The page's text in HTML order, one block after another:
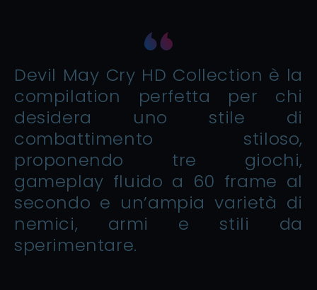
Devil May Cry HD Collection è la
compilation perfetta per chi
desidera uno stile di
combattimento stiloso,
proponendo tre giochi,
gameplay fluido a 60 frame al
secondo e un’ampia varietà di
nemici, armi e stili da
sperimentare.